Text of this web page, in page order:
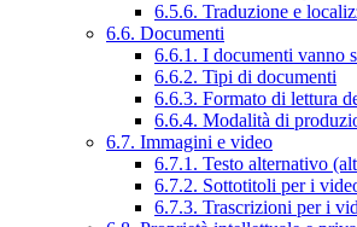
6.5.6. Traduzione e
6.6. Documenti
6.6.1. I documenti vanno
6.6.2. Tipi di documenti
6.6.3. Formato di lettura
6.6.4. Modalità di
6.7. Immagini e video
6.7.1. Testo alternativo
6.7.2. Sottotitoli per i
6.7.3. Trascrizioni per i